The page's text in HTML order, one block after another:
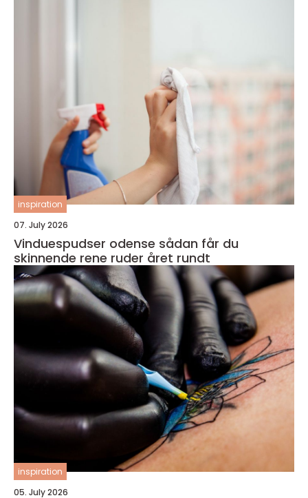
inspiration
07. July 2026
Vinduespudser odense sådan får du
skinnende rene ruder året rundt
inspiration
05. July 2026